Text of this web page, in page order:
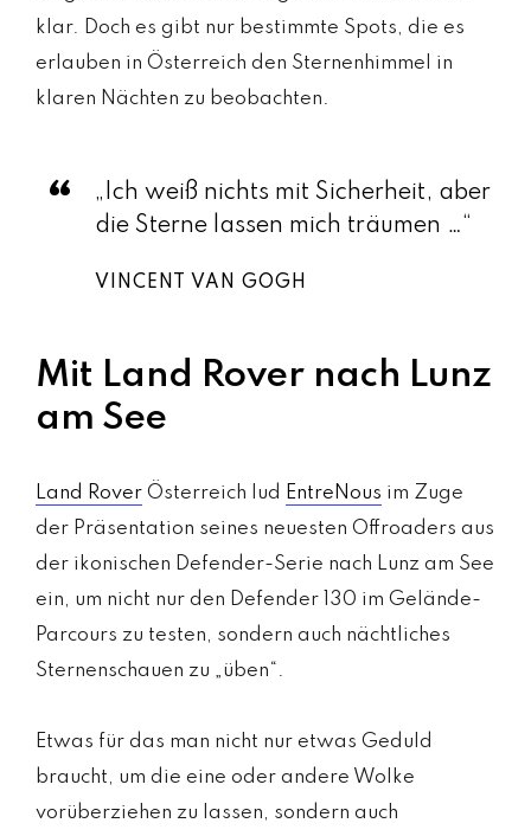
klar. Doch es gibt nur bestimmte Spots, die es
erlauben in Österreich den Sternenhimmel in
klaren Nächten zu beobachten.
„Ich weiß nichts mit Sicherheit, aber
die Sterne lassen mich träumen …“
VINCENT VAN GOGH
Mit Land Rover nach Lunz
am See
Land Rover Österreich lud EntreNous im Zuge
der Präsentation seines neuesten Offroaders aus
der ikonischen Defender-Serie nach Lunz am See
ein, um nicht nur den Defender 130 im Gelände-
Parcours zu testen, sondern auch nächtliches
Sternenschauen zu „üben“.
Etwas für das man nicht nur etwas Geduld
braucht, um die eine oder andere Wolke
vorüberziehen zu lassen, sondern auch